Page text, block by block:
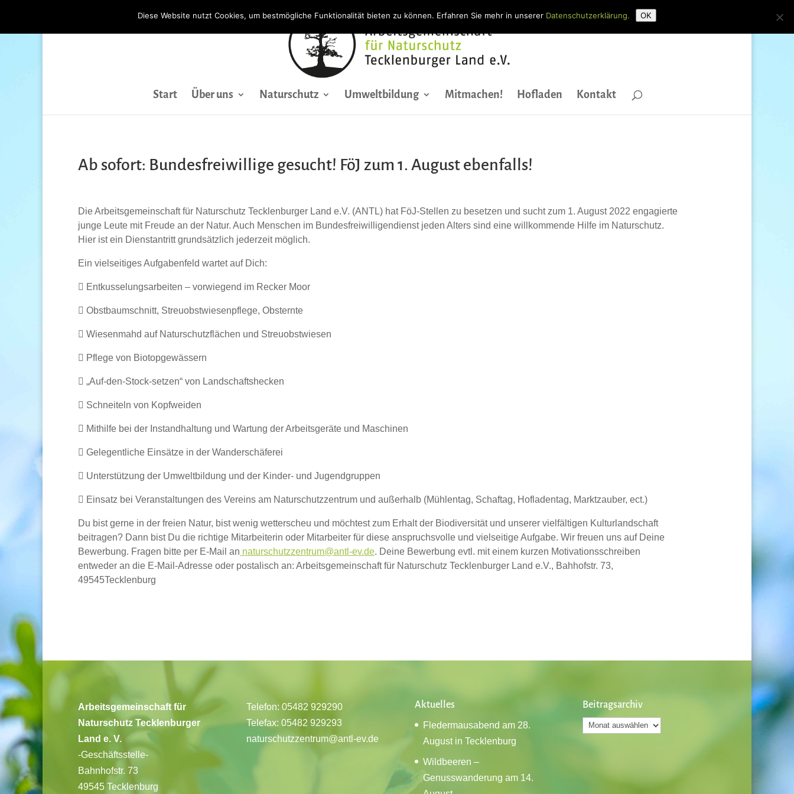
Start Über uns Naturschutz Umweltbildung Mitmachen! Hofladen Kontakt
Ab sofort: Bundesfreiwillige gesucht! FöJ zum 1. August ebenfalls!
Die Arbeitsgemeinschaft für Naturschutz Tecklenburger Land e.V. (ANTL) hat FöJ-Stellen zu besetzen und sucht zum 1. August 2022 engagierte
junge Leute mit Freude an der Natur. Auch Menschen im Bundesfreiwilligendienst jeden Alters sind eine willkommende Hilfe im Naturschutz.
Hier ist ein Dienstantritt grundsätzlich jederzeit möglich.
Ein vielseitiges Aufgabenfeld wartet auf Dich:
 Entkusselungsarbeiten – vorwiegend im Recker Moor
 Obstbaumschnitt, Streuobstwiesenpflege, Obsternte
 Wiesenmahd auf Naturschutzflächen und Streuobstwiesen
 Pflege von Biotopgewässern
 „Auf-den-Stock-setzen“ von Landschaftshecken
 Schneiteln von Kopfweiden
 Mithilfe bei der Instandhaltung und Wartung der Arbeitsgeräte und Maschinen
 Gelegentliche Einsätze in der Wanderschäferei
 Unterstützung der Umweltbildung und der Kinder- und Jugendgruppen
 Einsatz bei Veranstaltungen des Vereins am Naturschutzzentrum und außerhalb (Mühlentag, Schaftag, Hofladentag, Marktzauber, ect.)
Du bist gerne in der freien Natur, bist wenig wetterscheu und möchtest zum Erhalt der Biodiversität und unserer vielfältigen Kulturlandschaft
beitragen? Dann bist Du die richtige Mitarbeiterin oder Mitarbeiter für diese anspruchsvolle und vielseitige Aufgabe. Wir freuen uns auf Deine
Bewerbung. Fragen bitte per E-Mail an naturschutzzentrum@antl-ev.de. Deine Bewerbung evtl. mit einem kurzen Motivationsschreiben
entweder an die E-Mail-Adresse oder postalisch an: Arbeitsgemeinschaft für Naturschutz Tecklenburger Land e.V., Bahhofstr. 73,
49545Tecklenburg
Arbeitsgemeinschaft für
Naturschutz Tecklenburger
Land e. V.
-Geschäftsstelle-
Bahnhofstr. 73
49545 Tecklenburg
Telefon: 05482 929290
Telefax: 05482 929293
naturschutzzentrum@antl-ev.de
Aktuelles
Fledermausabend am 28.
August in Tecklenburg
Wildbeeren –
Genusswanderung am 14.
Beitragsarchiv
Beitragsarchiv
Diese Website nutzt Cookies, um bestmögliche Funktionalität bieten zu können. Erfahren Sie mehr in unserer Datenschutzerklärung. OK